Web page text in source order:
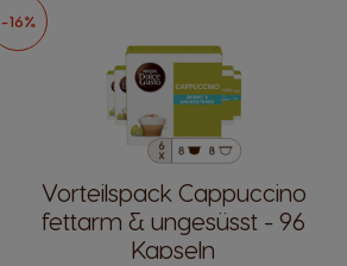
-16%
Vorteilspack Cappuccino
fettarm & ungesüsst - 96
Kapseln